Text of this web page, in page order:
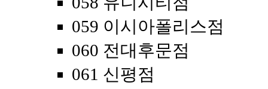
059 이시아폴리스점
060 전대후문점
061 신평점